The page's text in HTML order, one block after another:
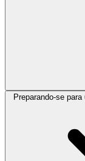
Preparando-se